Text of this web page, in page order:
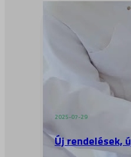
2025-07-29
Új rendelések,